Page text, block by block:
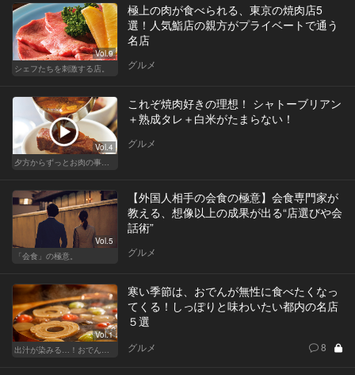
Vol.9
シェフたちを刺激する店。
極上の肉が食べられる、東京の焼肉店5
選！人気鮨店の親方がプライベートで通う
名店
グルメ
Vol.4
これぞ焼肉好きの理想！ シャトーブリアン
＋熟成タレ＋白米がたまらない！
グルメ
Vol.5
「会食」の極意。
【外国人相手の会食の極意】会食専門家が
教える、想像以上の成果が出る“店選びや会
話術”
グルメ
Vol.1
寒い季節は、おでんが無性に食べたくなっ
てくる！しっぽりと味わいたい都内の名店
５選
グルメ 8